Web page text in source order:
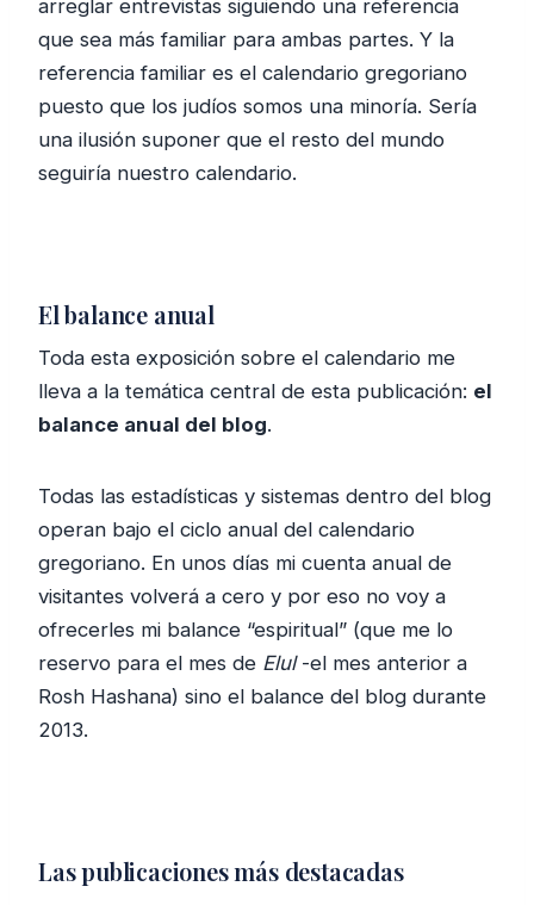
arreglar entrevistas siguiendo una referencia
que sea más familiar para ambas partes. Y la
referencia familiar es el calendario gregoriano
puesto que los judíos somos una minoría. Sería
una ilusión suponer que el resto del mundo
seguiría nuestro calendario.
El balance anual
Toda esta exposición sobre el calendario me
lleva a la temática central de esta publicación: el
balance anual del blog.
Todas las estadísticas y sistemas dentro del blog
operan bajo el ciclo anual del calendario
gregoriano. En unos días mi cuenta anual de
visitantes volverá a cero y por eso no voy a
ofrecerles mi balance “espiritual” (que me lo
reservo para el mes de Elul -el mes anterior a
Rosh Hashana) sino el balance del blog durante
2013.
Las publicaciones más destacadas